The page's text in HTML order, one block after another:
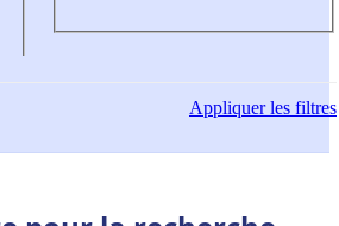
Appliquerles filtres